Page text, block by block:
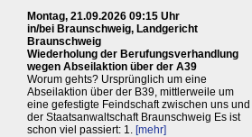
Montag, 21.09.2026 09:15 Uhr
in/bei Braunschweig, Landgericht
Braunschweig
Wiederholung der Berufungsverhandlung
wegen Abseilaktion über der A39
Worum gehts? Ursprünglich um eine
Abseilaktion über der B39, mittlerweile um
eine gefestigte Feindschaft zwischen uns und
der Staatsanwaltschaft Braunschweig Es ist
schon viel passiert: 1. [mehr]